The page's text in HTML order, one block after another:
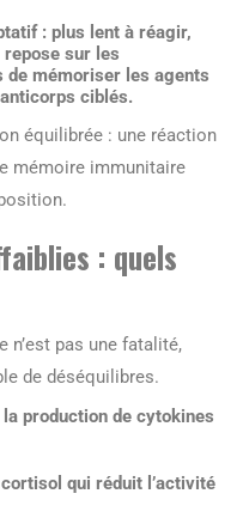
: plus lent à réagir,
sur les
de mémoriser les agents
ciblés.
équilibrée : une réaction
mémoire immunitaire
: quels
n’est pas une fatalité,
de déséquilibres.
production de cytokines
qui réduit l’activité